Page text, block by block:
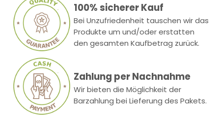
100% sicherer Kauf
Bei Unzufriedenheit tauschen wir das
Produkte um und/oder erstatten
den gesamten Kaufbetrag zurück.
Zahlung per Nachnahme
Wir bieten die Möglichkeit der
Barzahlung bei Lieferung des Pakets.